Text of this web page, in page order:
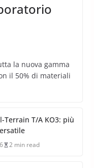
la nuova gamma
il 50% di materiali
Terrain T/A KO3: più
2 min read